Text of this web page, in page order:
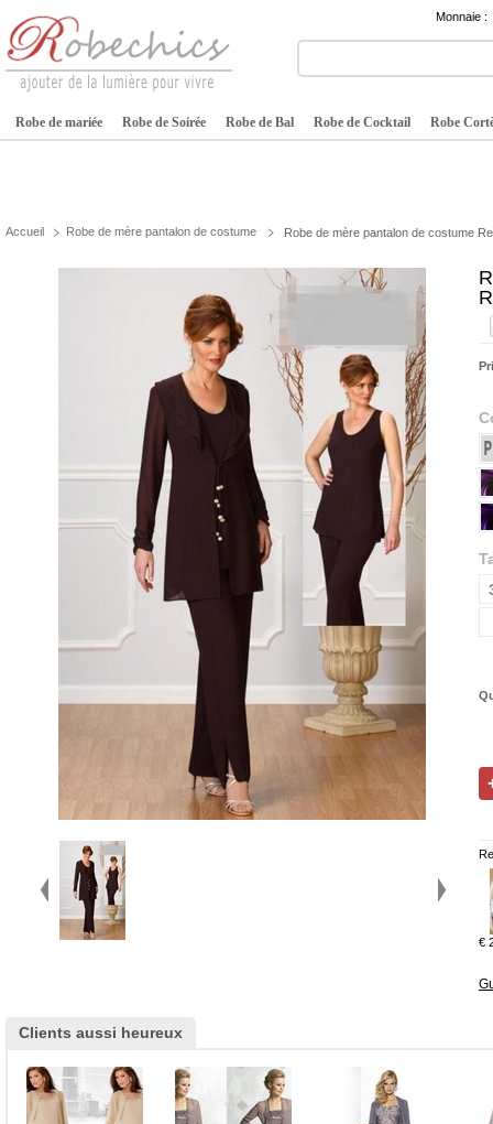
Monnaie :
Robe de mariée Robe de Soirée Robe de Bal Robe de Cocktail Robe
Accueil Robe de mère pantalon de costume Robe de mère pantalon de costume
€
Clients aussi heureux